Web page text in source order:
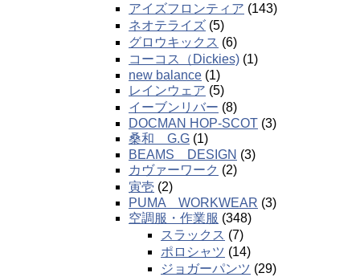
アイズフロンティア (143)
ネオテライズ (5)
グロウキックス (6)
コーコス（Dickies) (1)
new balance (1)
レインウェア (5)
イーブンリバー (8)
DOCMAN HOP-SCOT (3)
桑和 G.G (1)
BEAMS DESIGN (3)
カヴァーワーク (2)
寅壱 (2)
PUMA WORKWEAR (3)
空調服・作業服 (348)
スラックス (7)
ポロシャツ (14)
ジョガーパンツ (29)